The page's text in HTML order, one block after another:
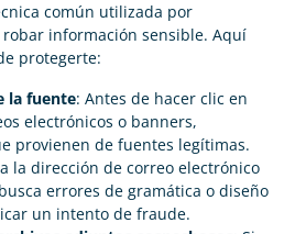
común utilizada por
información sensible. Aquí
protegerte:
la fuente: Antes de hacer clic en
electrónicos o banners,
provienen de fuentes legítimas.
la dirección de correo electrónico
errores de gramática o diseño
un intento de fraude.